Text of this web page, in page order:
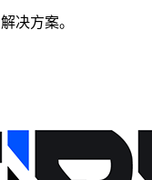
决方案。